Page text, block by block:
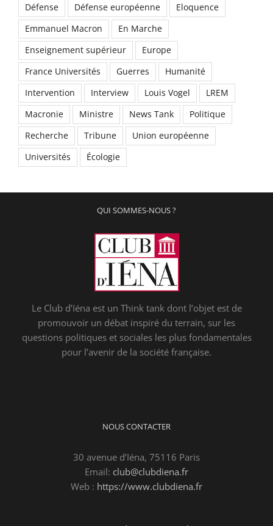
Défense
Défense européenne
Eloquence
Emmanuel Macron
En Marche
Enseignement supérieur
Europe
France Universités
Guerres
Humanité
Intervention
Interview Louis Vogel
LREM
Macronie
Ministre News Tank
Politique
Recherche
Tribune
Union européenne
Universités
Écologie
QUI SOMMES-NOUS ?
Le Club d’Iéna est un Think tank dont l’objet est de
promouvoir un débat inspiré du terrain, sur les
questions politiques et sociales les plus fondamentales
pour l’avenir de la société française.
NOUS CONTACTER
30 avenue d’Iéna, 75116 Paris
Email: club@clubdiena.fr
Web : https://www.clubdiena.fr